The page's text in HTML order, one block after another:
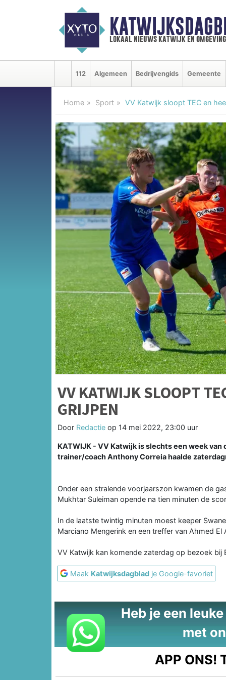
lokaal nieuws katwijk en omgeving
112 Algemeen Bedrijvengids Gemeente
Home Sport VV Katwijk sloopt TEC en
VV KATWIJK SLOOPT
GRIJPEN
Door Redactie op 14 mei 2022, 23:00 uur
KATWIJK - VV Katwijk is slechts een week
trainer/coach Anthony Correia haalde
Onder een stralende voorjaarszon kwamen de
Mukhtar Suleiman opende na tien minuten de
In de laatste twintig minuten moest keeper
Marciano Mengerink en een treffer van Ahmed El
VV Katwijk kan komende zaterdag op bezoek
Maak Katwijksdagblad je Google-favoriet
Heb je een
met
APP ONS!